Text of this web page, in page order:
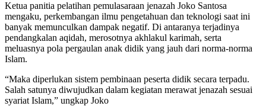
Ketua panitia pelatihan pemulasaraan jenazah Joko Santosa
mengaku, perkembangan ilmu pengetahuan dan teknologi saat ini
banyak memunculkan dampak negatif. Di antaranya terjadinya
pendangkalan aqidah, merosotnya akhlakul karimah, serta
meluasnya pola pergaulan anak didik yang jauh dari norma-norma
Islam.
“Maka diperlukan sistem pembinaan peserta didik secara terpadu.
Salah satunya diwujudkan dalam kegiatan merawat jenazah sesuai
syariat Islam,” ungkap Joko